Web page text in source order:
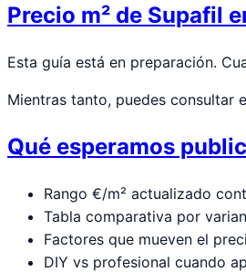
Precio m² de Supafil
Esta guía está en preparación.
Mientras tanto, puedes consultar
Qué esperamos
Rango €/m² actualizado
Tabla comparativa por
Factores que mueven el
DIY vs profesional cuando